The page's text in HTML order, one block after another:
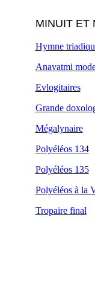
MINUIT ET
Hymne
Anavatmi
Evlogitaires
Grande
Mégalynaire
Polyéléos 134
Polyéléos 135
Polyéléos à la
Tropaire final